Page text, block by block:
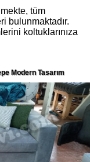
tüm
bulunmaktadır.
koltuklarınıza
Modern Tasarım